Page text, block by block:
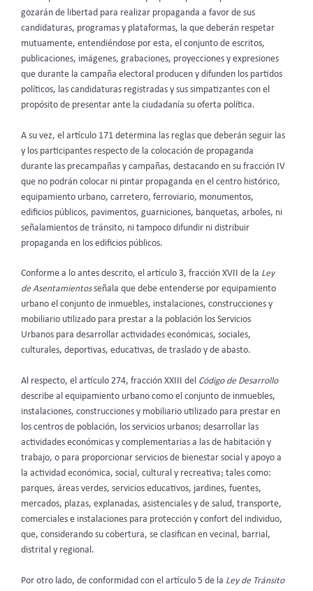
gozarán de libertad para realizar propaganda a favor de sus
candidaturas, programas y plataformas, la que deberán respetar
mutuamente, entendiéndose por esta, el conjunto de escritos,
publicaciones, imágenes, grabaciones, proyecciones y expresiones
que durante la campaña electoral producen y difunden los partidos
políticos, las candidaturas registradas y sus simpatizantes con el
propósito de presentar ante la ciudadanía su oferta política.
A su vez, el artículo 171 determina las reglas que deberán seguir las
y los participantes respecto de la colocación de propaganda
durante las precampañas y campañas, destacando en su fracción IV
que no podrán colocar ni pintar propaganda en el centro histórico,
equipamiento urbano, carretero, ferroviario, monumentos,
edificios públicos, pavimentos, guarniciones, banquetas, arboles, ni
señalamientos de tránsito, ni tampoco difundir ni distribuir
propaganda en los edificios públicos.
Conforme a lo antes descrito, el artículo 3, fracción XVII de la Ley
de Asentamientosseñala que debe entenderse por equipamiento
urbano el conjunto de inmuebles, instalaciones, construcciones y
mobiliario utilizado para prestar a la población los Servicios
Urbanos para desarrollar actividades económicas, sociales,
culturales, deportivas, educativas, de traslado y de abasto.
Al respecto, el artículo 274, fracción XXIII del Código de Desarrollo
describe al equipamiento urbano como el conjunto de inmuebles,
instalaciones, construcciones y mobiliario utilizado para prestar en
los centros de población, los servicios urbanos; desarrollar las
actividades económicas y complementarias a las de habitación y
trabajo, o para proporcionar servicios de bienestar social y apoyo a
la actividad económica, social, cultural y recreativa; tales como:
parques, áreas verdes, servicios educativos, jardines, fuentes,
mercados, plazas, explanadas, asistenciales y de salud, transporte,
comerciales e instalaciones para protección y confort del individuo,
que, considerando su cobertura, se clasifican en vecinal, barrial,
distrital y regional.
Por otro lado, de conformidad con el artículo 5 de la Ley de Tránsito